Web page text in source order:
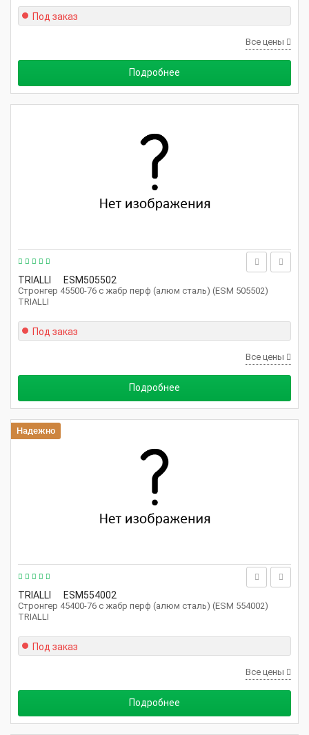
Под заказ
Все цены
Подробнее
TRIALLI ESM505502
Стронгер 45500-76 с жабр перф (алюм сталь) (ESM 505502)
TRIALLI
Под заказ
Все цены
Подробнее
TRIALLI ESM554002
Стронгер 45400-76 с жабр перф (алюм сталь) (ESM 554002)
TRIALLI
Надежно
Под заказ
Все цены
Подробнее